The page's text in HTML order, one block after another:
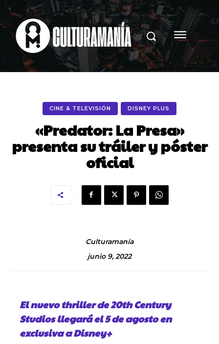
CINE & TELEVISIÓN DISNEY PLUS
«Predator: La Presa»
presenta su tráiler y póster
oficial
Culturamanía
junio 9, 2022
El nuevo thriller de 20th Century
Studios llegará el 5 de agosto en
exclusiva a Disney+